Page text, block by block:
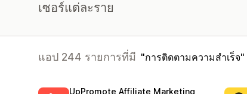
เซอร์แต่ละราย
แอป 244 รายการที่มี การติดตามความสำเร็จ
UpPromote Affiliate Marketing